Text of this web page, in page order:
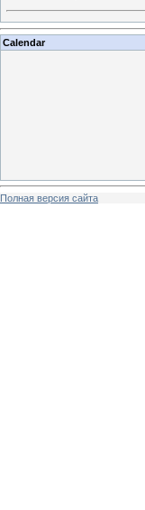
Calendar
Полная версия сайта